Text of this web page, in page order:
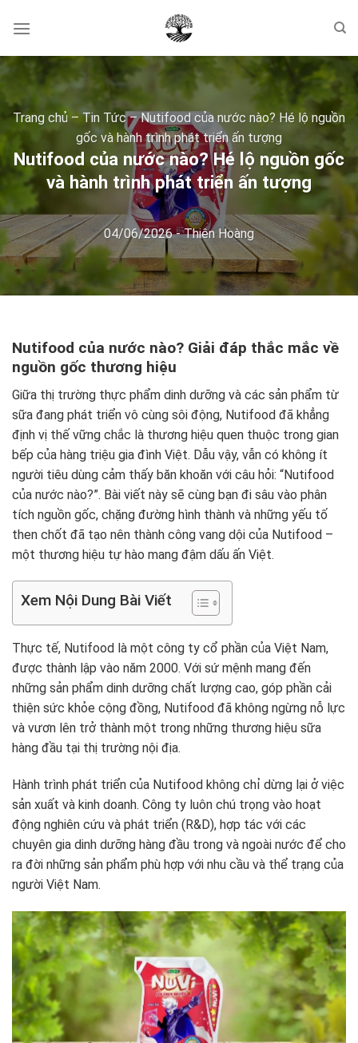
Trang chủ –Tin Tức–Nutifood của nước nào? Hé lộ nguồn
gốc và hành trình phát triển ấn tượng
Nutifood của nước nào? Hé lộ nguồn gốc
và hành trình phát triển ấn tượng
04/06/2026-Thiên Hoàng
Nutifood của nước nào? Giải đáp thắc mắc về
nguồn gốc thương hiệu
Giữa thị trường thực phẩm dinh dưỡng và các sản phẩm từ
sữa đang phát triển vô cùng sôi động, Nutifood đã khẳng
định vị thế vững chắc là thương hiệu quen thuộc trong gian
bếp của hàng triệu gia đình Việt. Dẫu vậy, vẫn có không ít
người tiêu dùng cảm thấy băn khoăn với câu hỏi: “Nutifood
của nước nào?”. Bài viết này sẽ cùng bạn đi sâu vào phân
tích nguồn gốc, chặng đường hình thành và những yếu tố
then chốt đã tạo nên thành công vang dội của Nutifood –
một thương hiệu tự hào mang đậm dấu ấn Việt.
Xem Nội Dung Bài Viết
Thực tế, Nutifood là một công ty cổ phần của Việt Nam,
được thành lập vào năm 2000. Với sứ mệnh mang đến
những sản phẩm dinh dưỡng chất lượng cao, góp phần cải
thiện sức khỏe cộng đồng, Nutifood đã không ngừng nỗ lực
và vươn lên trở thành một trong những thương hiệu sữa
hàng đầu tại thị trường nội địa.
Hành trình phát triển của Nutifood không chỉ dừng lại ở việc
sản xuất và kinh doanh. Công ty luôn chú trọng vào hoạt
động nghiên cứu và phát triển (R&D), hợp tác với các
chuyên gia dinh dưỡng hàng đầu trong và ngoài nước để cho
ra đời những sản phẩm phù hợp với nhu cầu và thể trạng của
người Việt Nam.